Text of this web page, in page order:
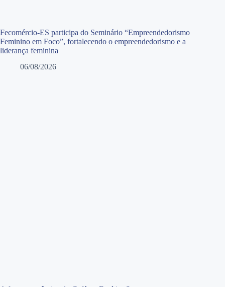
Fecomércio-ES participa do Seminário “Empreendedorismo
Feminino em Foco”, fortalecendo o empreendedorismo e a
liderança feminina
06/08/2026